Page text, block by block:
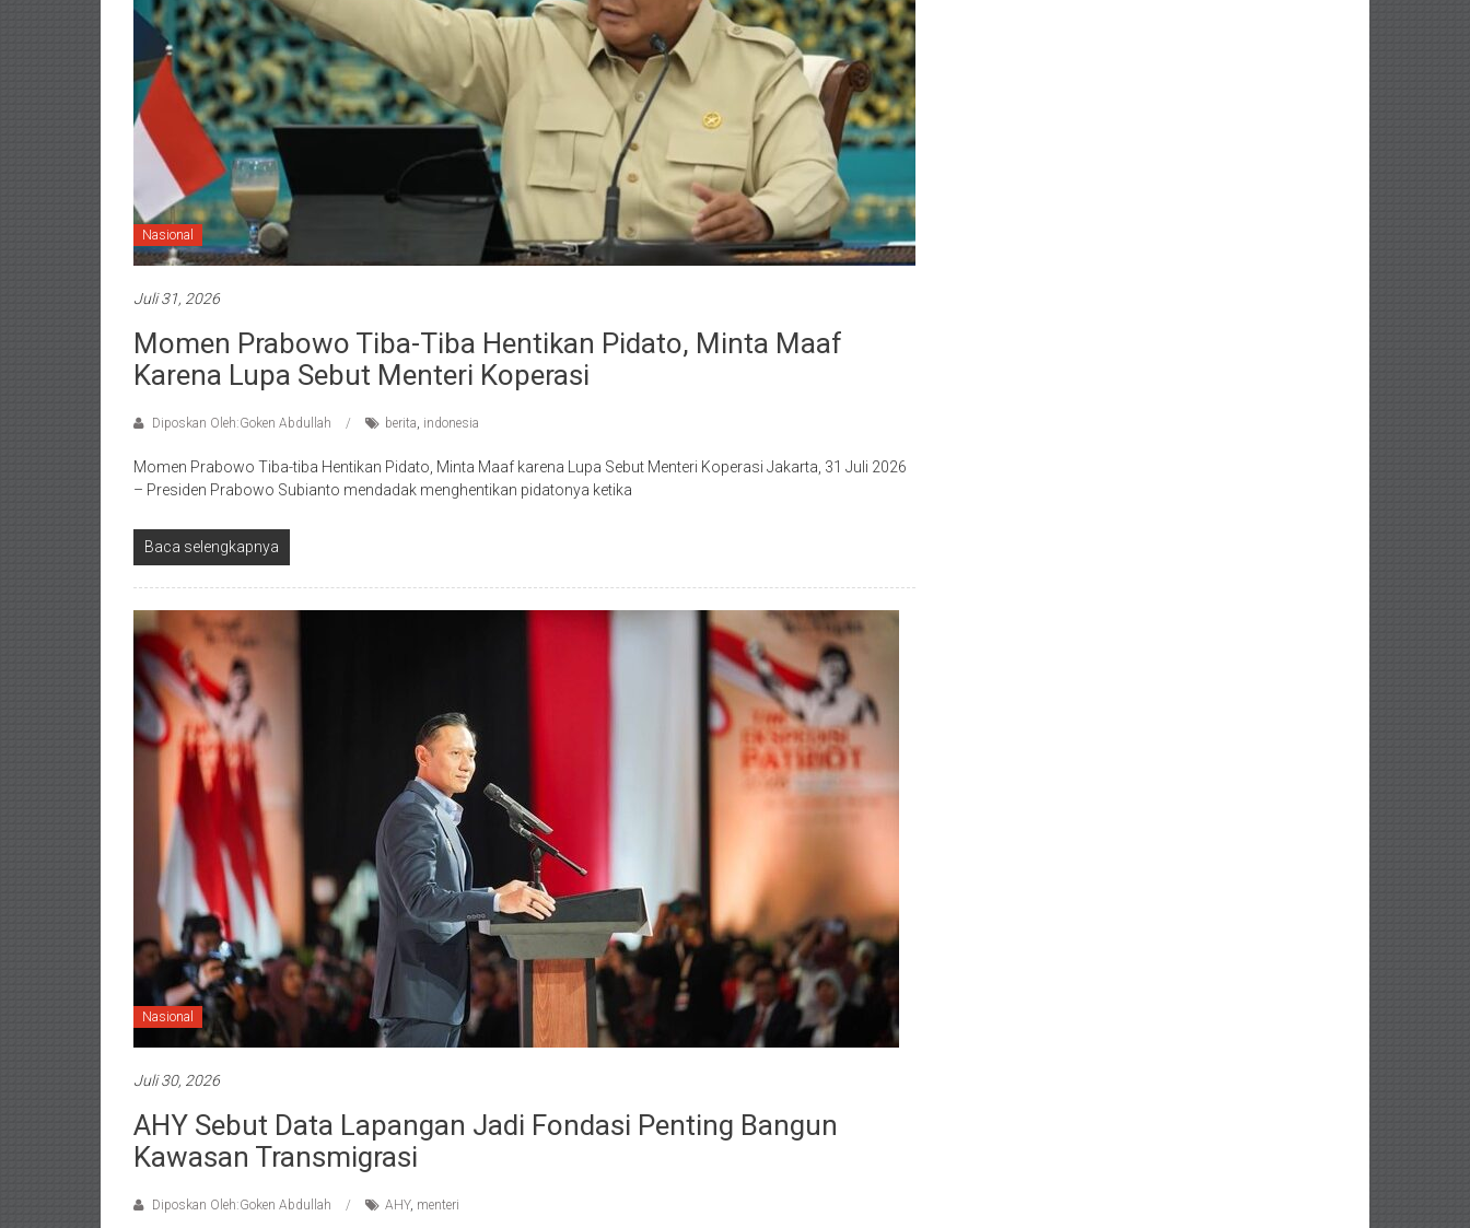
Nasional
Juli 31, 2026
Momen Prabowo Tiba-Tiba Hentikan Pidato, Minta Maaf
Karena Lupa Sebut Menteri Koperasi
Diposkan Oleh:Goken Abdullah berita, indonesia
Momen Prabowo Tiba-tiba Hentikan Pidato, Minta Maaf karena Lupa Sebut Menteri Koperasi Jakarta, 31 Juli 2026
– Presiden Prabowo Subianto mendadak menghentikan pidatonya ketika
Baca selengkapnya
Nasional
Juli 30, 2026
AHY Sebut Data Lapangan Jadi Fondasi Penting Bangun
Kawasan Transmigrasi
Diposkan Oleh:Goken Abdullah AHY, menteri